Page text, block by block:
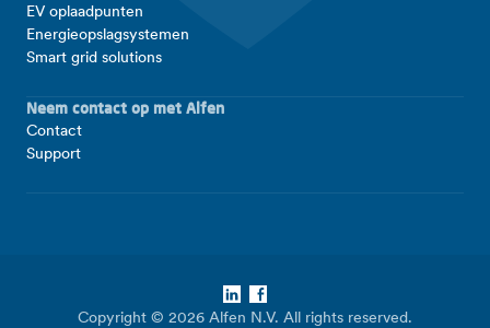
EV oplaadpunten
Energieopslagsystemen
Smart grid solutions
Neem contact op met Alfen
Contact
Support
Copyright © 2026 Alfen N.V. All rights reserved.
LinkedIn